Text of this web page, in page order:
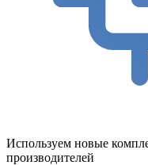
Используем новые
производителей